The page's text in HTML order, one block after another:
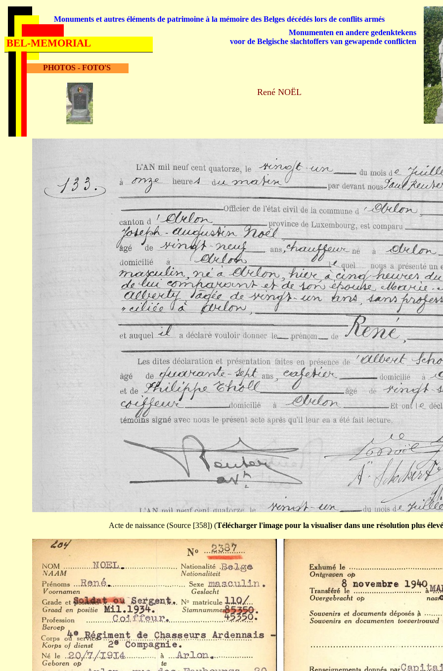
PHOTOS - FOTO'S
René NOËL
Acte de naissance (Source [358]) (Télécharger l'image pour la visualiser dans une résolution plus
Monuments et autres éléments de patrimoine à la mémoire des Belges décédés lors de conflits armés
Monumenten en andere gedenktekens
voor de Belgische slachtoffers van gewapende conflicten
BEL-MEMORIAL